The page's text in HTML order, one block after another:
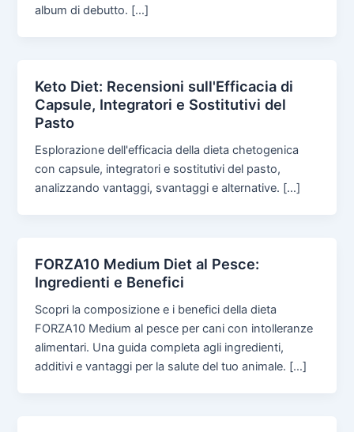
album di debutto. […]
Keto Diet: Recensioni sull'Efficacia di
Capsule, Integratori e Sostitutivi del
Pasto
Esplorazione dell'efficacia della dieta chetogenica
con capsule, integratori e sostitutivi del pasto,
analizzando vantaggi, svantaggi e alternative. […]
FORZA10 Medium Diet al Pesce:
Ingredienti e Benefici
Scopri la composizione e i benefici della dieta
FORZA10 Medium al pesce per cani con intolleranze
alimentari. Una guida completa agli ingredienti,
additivi e vantaggi per la salute del tuo animale. […]